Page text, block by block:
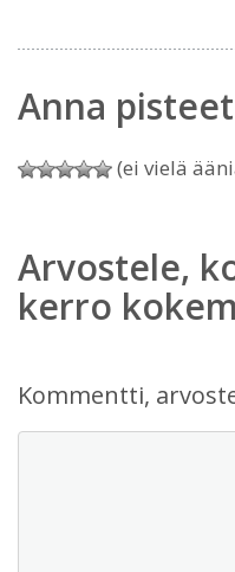
Anna pisteet
(ei vielä
Arvostele,
kerro
Kommentti,